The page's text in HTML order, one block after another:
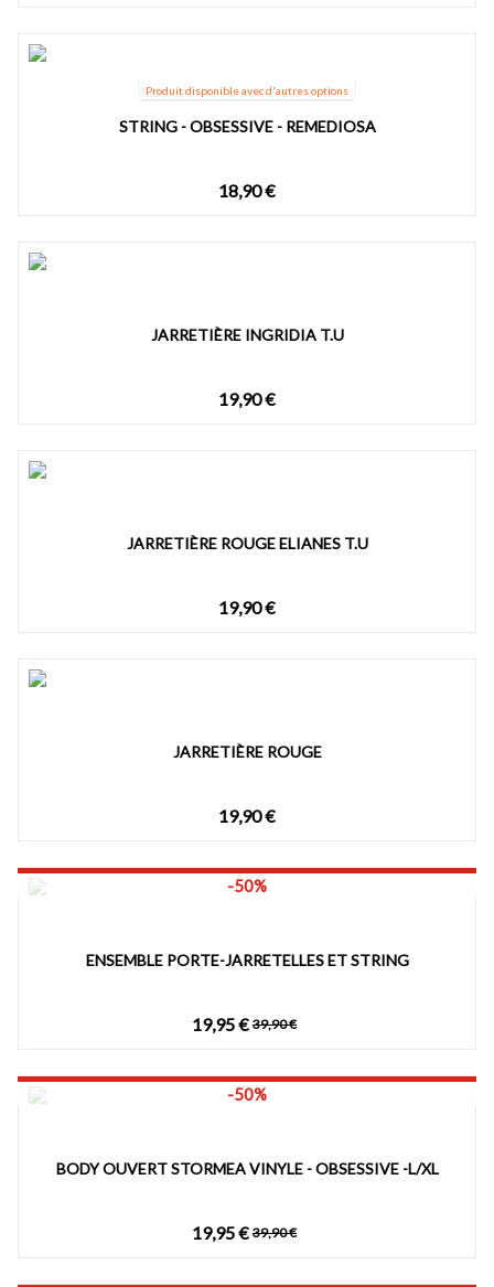
Produit disponible avec d'autres options
STRING - OBSESSIVE - REMEDIOSA
18,90 €
JARRETIÈRE INGRIDIA T.U
19,90 €
JARRETIÈRE ROUGE ELIANES T.U
19,90 €
JARRETIÈRE ROUGE
19,90 €
-50%
ENSEMBLE PORTE-JARRETELLES ET STRING
19,95 € 39,90 €
-50%
BODY OUVERT STORMEA VINYLE - OBSESSIVE -L/XL
19,95 € 39,90 €